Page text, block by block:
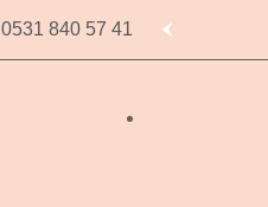
0531 840 57 41